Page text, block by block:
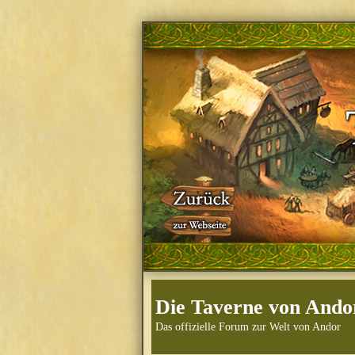
Die Taverne von
Das offizielle Forum zur Welt von Andor